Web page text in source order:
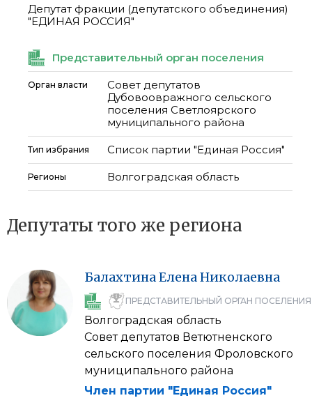
Депутат фракции (депутатского объединения)
"ЕДИНАЯ РОССИЯ"
Представительный орган поселения
Орган власти
Совет депутатов
Дубовоовражного сельского
поселения Светлоярского
муниципального района
Тип избрания Список партии "Единая Россия"
Регионы Волгоградская область
Депутаты того же региона
БалахтинаЕленаНиколаевна
ПРЕДСТАВИТЕЛЬНЫЙ ОРГАН ПОСЕЛЕНИЯ
Волгоградская область
Совет депутатов Ветютненского
сельского поселения Фроловского
муниципального района
Член партии "Единая Россия"